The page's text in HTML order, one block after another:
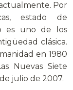
Por
estado de
es uno de los
clásica.
en 1980
Nuevas Siete
julio de 2007.